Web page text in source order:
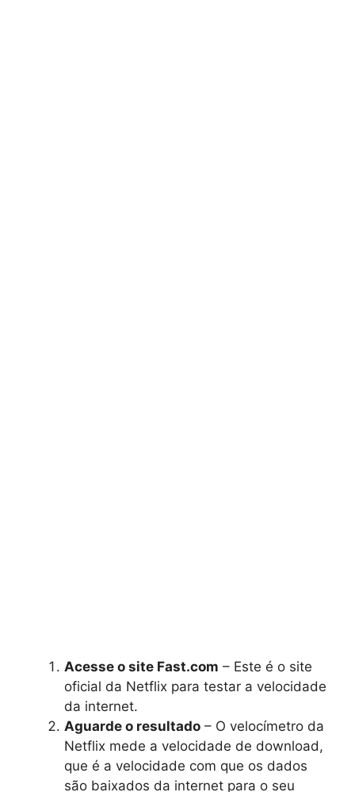
Acesse o site Fast.com – Este é o site
oficial da Netflix para testar a velocidade
da internet.
Aguarde o resultado – O velocímetro da
Netflix mede a velocidade de download,
que é a velocidade com que os dados
são baixados da internet para o seu